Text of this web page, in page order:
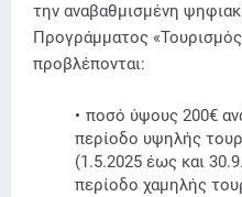
την αναβαθμισμένη
Προγράμματος
προβλέπονται:
ποσό ύψους 200€
περίοδο υψηλής
(1.5.2025 έως και
περίοδο χαμηλής